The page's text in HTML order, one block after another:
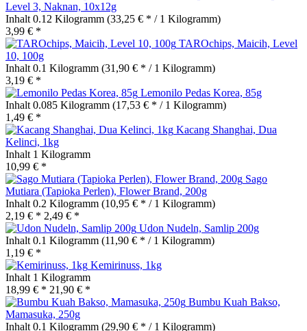
Level 3, Naknan, 10x12g
Inhalt 0.12 Kilogramm (33,25 € * / 1 Kilogramm)
3,99 € *
TAROchips, Maicih, Level
10, 100g
Inhalt 0.1 Kilogramm (31,90 € * / 1 Kilogramm)
3,19 € *
Lemonilo Pedas Korea, 85g
Inhalt 0.085 Kilogramm (17,53 € * / 1 Kilogramm)
1,49 € *
Kacang Shanghai, Dua
Kelinci, 1kg
Inhalt 1 Kilogramm
10,99 € *
Sago
Mutiara (Tapioka Perlen), Flower Brand, 200g
Inhalt 0.2 Kilogramm (10,95 € * / 1 Kilogramm)
2,19 € * 2,49 € *
Udon Nudeln, Samlip 200g
Inhalt 0.1 Kilogramm (11,90 € * / 1 Kilogramm)
1,19 € *
Kemirinuss, 1kg
Inhalt 1 Kilogramm
18,99 € * 21,90 € *
Bumbu Kuah Bakso,
Mamasuka, 250g
Inhalt 0.1 Kilogramm (29,90 € * / 1 Kilogramm)